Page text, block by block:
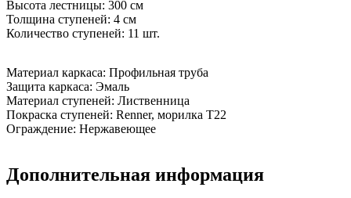
Высота лестницы: 300 см
Толщина ступеней: 4 см
Количество ступеней: 11 шт.
Материал каркаса: Профильная труба
Защита каркаса: Эмаль
Материал ступеней: Лиственница
Покраска ступеней: Renner, морилка T22
Ограждение: Нержавеющее
Дополнительная информация